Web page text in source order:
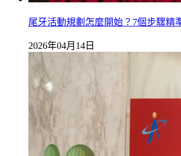
尾牙活動規劃怎麼開始？7個步驟精
2026年04月14日